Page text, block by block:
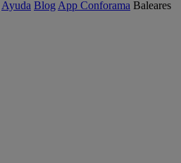
Ayuda Blog App Conforama Baleares